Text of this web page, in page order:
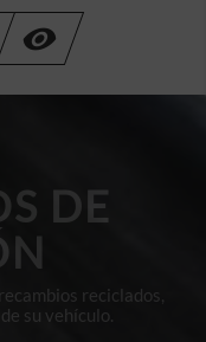

DE
reciclados,
su vehículo.